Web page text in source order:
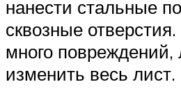
нанести стальные
сквозные
много повреждений,
изменить весь лист.